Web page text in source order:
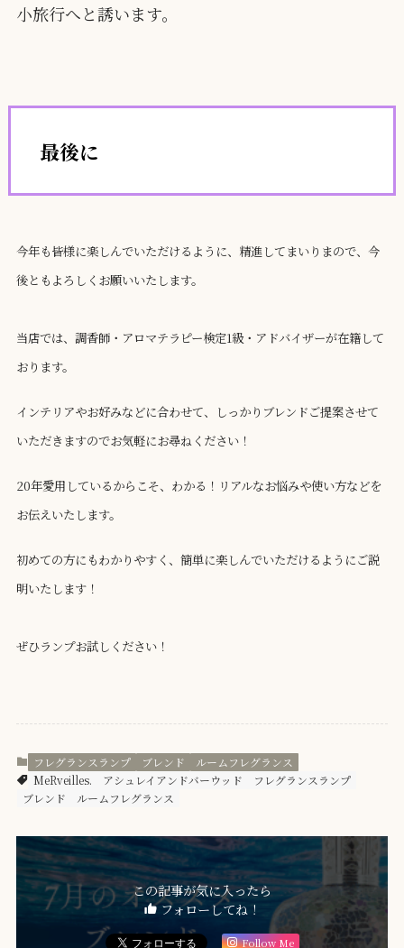
小旅行へと誘います。
最後に
今年も皆様に楽しんでいただけるように、精進してまいりまので、今
後ともよろしくお願いいたします。
当店では、調香師・アロマテラピー検定1級・アドバイザーが在籍して
おります。
インテリアやお好みなどに合わせて、しっかりブレンドご提案させて
いただきますのでお気軽にお尋ねください！
20年愛用しているからこそ、わかる！リアルなお悩みや使い方などを
お伝えいたします。
初めての方にもわかりやすく、簡単に楽しんでいただけるようにご説
明いたします！
ぜひランプお試しください！
フレグランスランプ ブレンド
ルームフレグランス
MeRveilles.
アシュレイアンドバーウッド
フレグランスランプ
ブレンド
ルームフレグランス
この記事が気に入ったら
フォローしてね！
Follow Me